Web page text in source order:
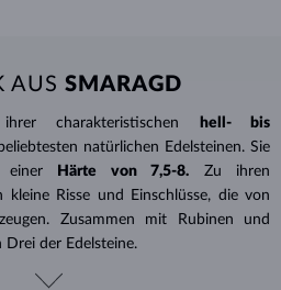
AUS SMARAGD
charakteristischen
hell- bis
natürlichen Edelsteinen. Sie
Härte von 7,5-8.
Zu ihren
kleine Risse und Einschlüsse, die von
Zusammen mit Rubinen und
Drei der Edelsteine.